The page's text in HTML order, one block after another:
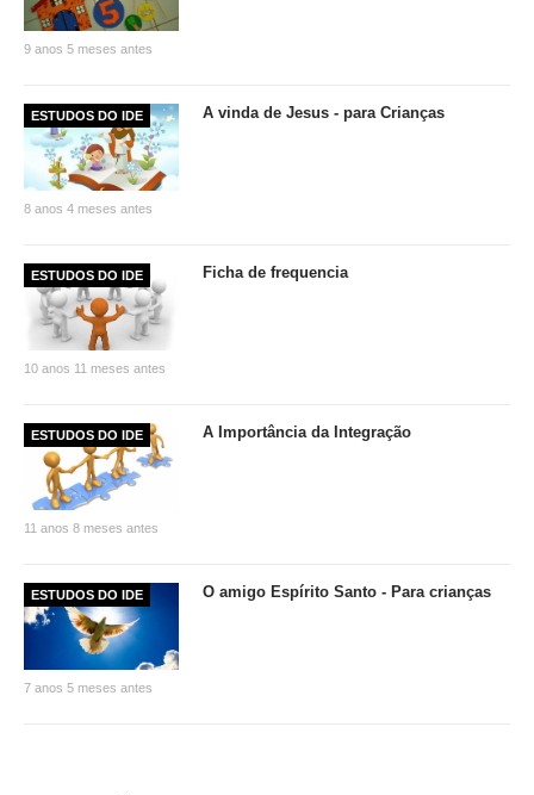
9 anos 5 meses antes
ESTUDOS DO IDE
8 anos 4 meses antes
A vinda de Jesus - para Crianças
ESTUDOS DO IDE
10 anos 11 meses antes
Ficha de frequencia
ESTUDOS DO IDE
11 anos 8 meses antes
A Importância da Integração
ESTUDOS DO IDE
7 anos 5 meses antes
O amigo Espírito Santo - Para crianças